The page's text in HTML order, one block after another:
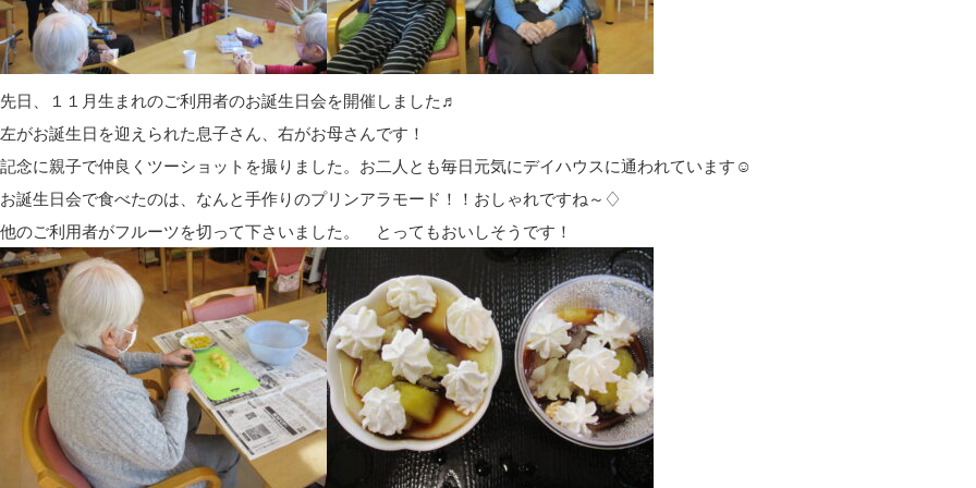
先日、１１月生まれのご利用者のお誕生日会を開催しました♬
左がお誕生日を迎えられた息子さん、右がお母さんです！
記念に親子で仲良くツーショットを撮りました。お二人とも毎日元気にデイハウスに通われています☺
お誕生日会で食べたのは、なんと手作りのプリンアラモード！！おしゃれですね～♢
他のご利用者がフルーツを切って下さいました。 とってもおいしそうです！